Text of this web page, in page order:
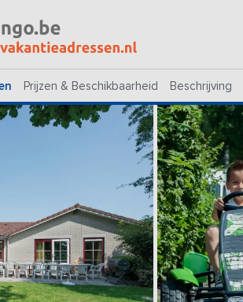
Prijzen & Beschikbaarheid Beschrijving